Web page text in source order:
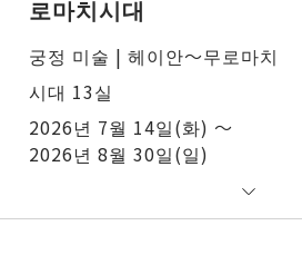
로마치시대
궁정 미술 | 헤이안～무로마치
시대 13실
2026년 7월 14일(화) ～
2026년 8월 30일(일)